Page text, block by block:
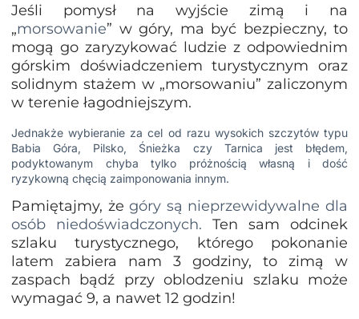
Jeśli pomysł na wyjście zimą i na
„morsowanie” w góry, ma być bezpieczny, to
mogą go zaryzykować ludzie z odpowiednim
górskim doświadczeniem turystycznym oraz
solidnym stażem w „morsowaniu” zaliczonym
w terenie łagodniejszym.
Jednakże wybieranie za cel od razu wysokich szczytów typu
Babia Góra, Pilsko, Śnieżka czy Tarnica jest błędem,
podyktowanym chyba tylko próżnością własną i dość
ryzykowną chęcią zaimponowania innym.
Pamiętajmy, że góry są nieprzewidywalne dla
osób niedoświadczonych. Ten sam odcinek
szlaku turystycznego, którego pokonanie
latem zabiera nam 3 godziny, to zimą w
zaspach bądź przy oblodzeniu szlaku może
wymagać 9, a nawet 12 godzin!